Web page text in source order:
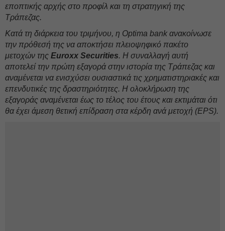
εποπτικής αρχής στο προφίλ και τη στρατηγική της
Τράπεζας.
Κατά τη διάρκεια του τριμήνου, η Optima bank ανακοίνωσε
την πρόθεσή της να αποκτήσει πλειοψηφικό πακέτο
μετοχών της Euroxx Securities. Η συναλλαγή αυτή
αποτελεί την πρώτη εξαγορά στην ιστορία της Τράπεζας και
αναμένεται να ενισχύσει ουσιαστικά τις χρηματιστηριακές και
επενδυτικές της δραστηριότητες. Η ολοκλήρωση της
εξαγοράς αναμένεται έως το τέλος του έτους και εκτιμάται ότι
θα έχει άμεση θετική επίδραση στα κέρδη ανά μετοχή (EPS).